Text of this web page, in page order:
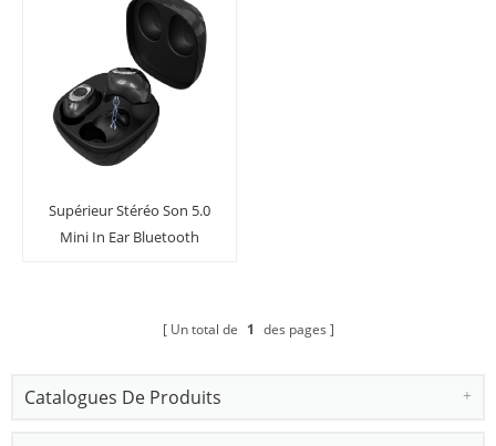
Supérieur Stéréo Son 5.0
Mini In Ear Bluetooth
Un total de 1 des pages
Catalogues De Produits